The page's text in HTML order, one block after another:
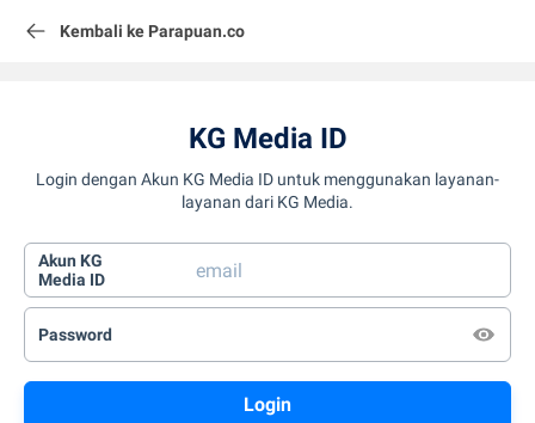
Kembali ke Parapuan.co
KG Media ID
Login dengan Akun KG Media ID untuk menggunakan layanan-
layanan dari KG Media.
Akun KG
Media ID
Password